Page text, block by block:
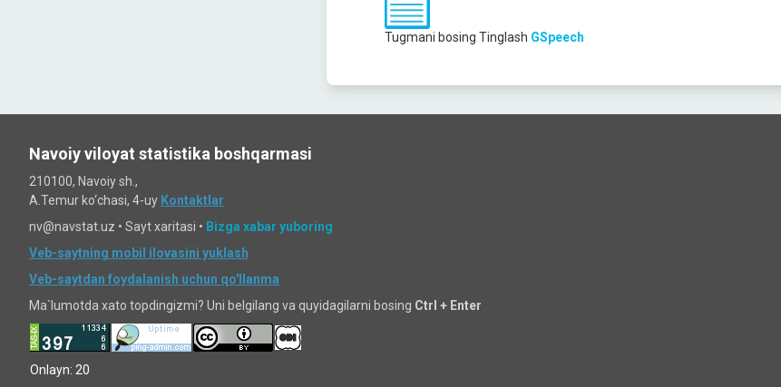
Tugmani bosing Tinglash GSpeech
Navoiy viloyat statistika boshqarmasi
210100, Navoiy sh.,
A.Temur ko‘chаsi, 4-uy Kontaktlar
nv@navstat.uz • Sayt xaritasi • Bizga xabar yuboring
Veb-saytning mobil ilovasini yuklash
Veb-saytdan foydalanish uchun qo'llanma
Ma`lumotda xato topdingizmi? Uni belgilang va quyidagilarni bosing Ctrl + Enter
Onlayn: 20